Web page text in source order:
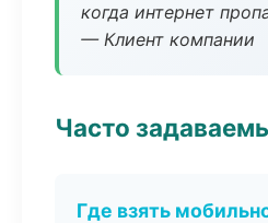
когда интернет
— Клиент компании
Часто
Где взять